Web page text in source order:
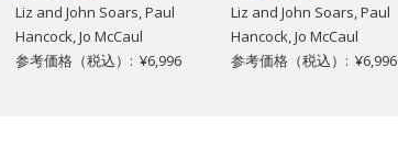
Liz and John Soars, Paul
Hancock, Jo McCaul
参考価格（税込）: ¥6,996
Liz and John Soars, Paul
Hancock, Jo McCaul
参考価格（税込）: ¥6,996